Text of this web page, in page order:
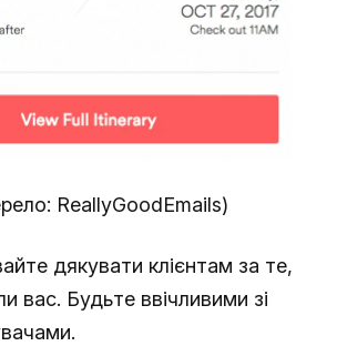
ReallyGoodEmails)
дякувати клієнтам за те,
вас. Будьте ввічливими зі